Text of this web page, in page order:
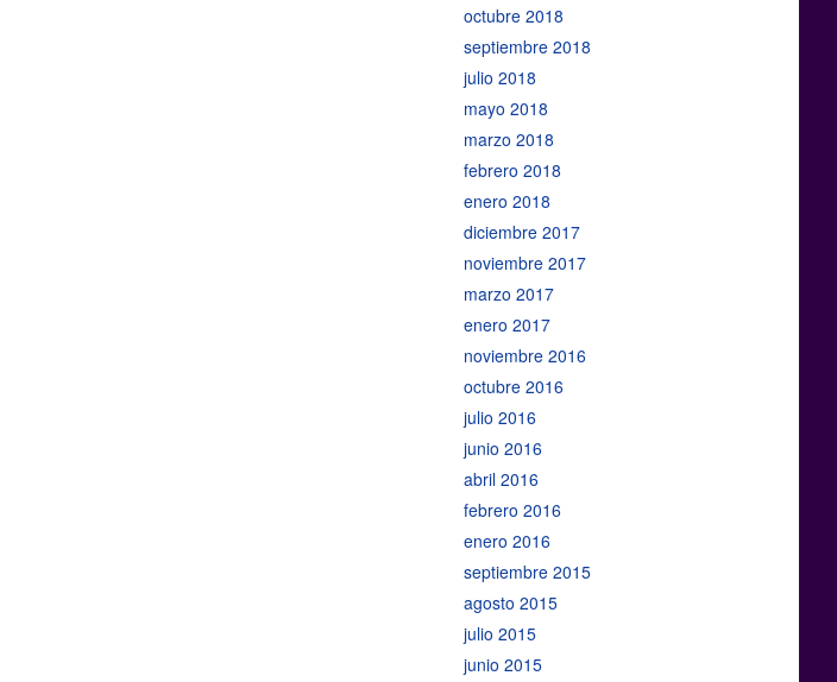
octubre 2018
septiembre 2018
julio 2018
mayo 2018
marzo 2018
febrero 2018
enero 2018
diciembre 2017
noviembre 2017
marzo 2017
enero 2017
noviembre 2016
octubre 2016
julio 2016
junio 2016
abril 2016
febrero 2016
enero 2016
septiembre 2015
agosto 2015
julio 2015
junio 2015